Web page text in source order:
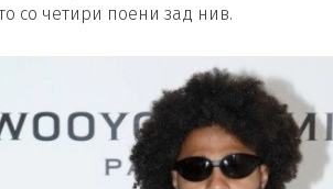
со четири поени зад нив.